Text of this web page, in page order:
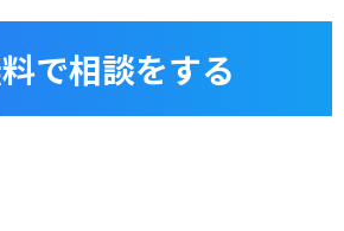
で相談をする